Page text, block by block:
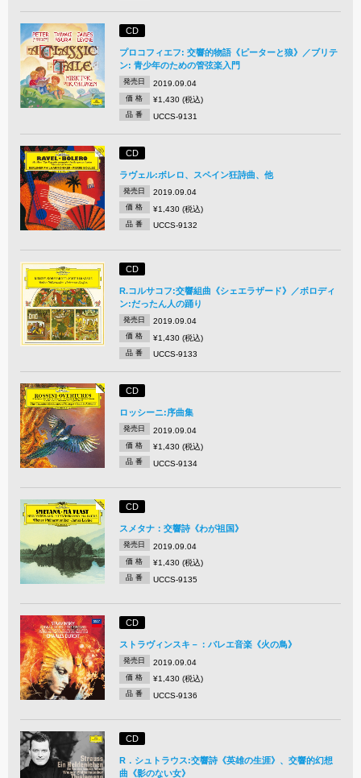
CD
プロコフィエフ: 交響的物語《ピーターと狼》／ブリテ
ン: 青少年のための管弦楽入門
発売日 2019.09.04
価 格 ¥1,430 (税込)
品 番 UCCS-9131
CD
ラヴェル:ボレロ、スペイン狂詩曲、他
発売日 2019.09.04
価 格 ¥1,430 (税込)
品 番 UCCS-9132
CD
R.コルサコフ:交響組曲《シェエラザード》／ボロディ
ン:だったん人の踊り
発売日 2019.09.04
価 格 ¥1,430 (税込)
品 番 UCCS-9133
CD
ロッシーニ:序曲集
発売日 2019.09.04
価 格 ¥1,430 (税込)
品 番 UCCS-9134
CD
スメタナ：交響詩《わが祖国》
発売日 2019.09.04
価 格 ¥1,430 (税込)
品 番 UCCS-9135
CD
ストラヴィンスキ－：バレエ音楽《火の鳥》
発売日 2019.09.04
価 格 ¥1,430 (税込)
品 番 UCCS-9136
CD
R．シュトラウス:交響詩《英雄の生涯》、交響的幻想
曲《影のない女》